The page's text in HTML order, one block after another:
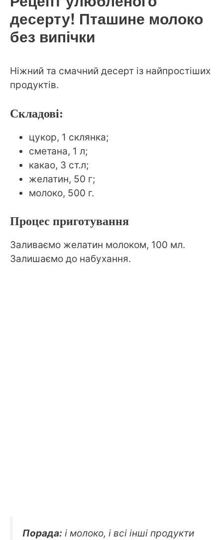
десерту! Пташине молоко
без випічки
Ніжний та смачний десерт із найпростіших
продуктів.
Складові:
цукор, 1 склянка;
сметана, 1 л;
какао, 3 ст.л;
желатин, 50 г;
молоко, 500 г.
Процес приготування
Заливаємо желатин молоком, 100 мл.
Залишаємо до набухання.
Порада: і молоко, і всі інші продукти